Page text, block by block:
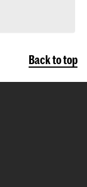
Back to top